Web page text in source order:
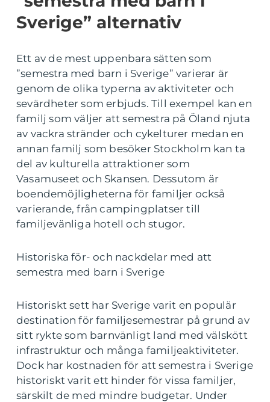
Sverige” alternativ
Ett av de mest uppenbara sätten som
”semestra med barn i Sverige” varierar är
genom de olika typerna av aktiviteter och
sevärdheter som erbjuds. Till exempel kan en
familj som väljer att semestra på Öland njuta
av vackra stränder och cykelturer medan en
annan familj som besöker Stockholm kan ta
del av kulturella attraktioner som
Vasamuseet och Skansen. Dessutom är
boendemöjligheterna för familjer också
varierande, från campingplatser till
familjevänliga hotell och stugor.
Historiska för- och nackdelar med att
semestra med barn i Sverige
Historiskt sett har Sverige varit en populär
destination för familjesemestrar på grund av
sitt rykte som barnvänligt land med välskött
infrastruktur och många familjeaktiviteter.
Dock har kostnaden för att semestra i Sverige
historiskt varit ett hinder för vissa familjer,
särskilt de med mindre budgetar. Under